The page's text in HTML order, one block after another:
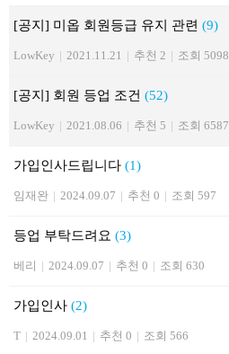
[공지] 미옵 회원등급 유지 관련 (9)
LowKey | 2021.11.21 | 추천 2 | 조회 5098
[공지] 회원 등업 조건 (52)
LowKey | 2021.08.06 | 추천 5 | 조회 6587
가입인사드립니다 (1)
임재완 | 2024.09.07 | 추천 0 | 조회 597
등업 부탁드려요 (3)
베리 | 2024.09.07 | 추천 0 | 조회 630
가입인사 (2)
T | 2024.09.01 | 추천 0 | 조회 566